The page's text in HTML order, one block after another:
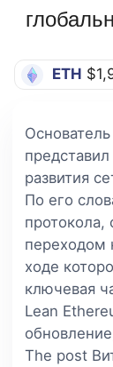
ETH
развития
По его
протокола,
переходом
ходе
ключевая
Lean
The post